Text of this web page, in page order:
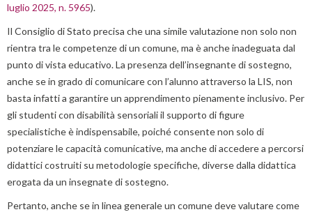
luglio 2025, n. 5965).
Il Consiglio di Stato precisa che una simile valutazione non solo non
rientra tra le competenze di un comune, ma è anche inadeguata dal
punto di vista educativo. La presenza dell’insegnante di sostegno,
anche se in grado di comunicare con l’alunno attraverso la LIS, non
basta infatti a garantire un apprendimento pienamente inclusivo. Per
gli studenti con disabilità sensoriali il supporto di figure
specialistiche è indispensabile, poiché consente non solo di
potenziare le capacità comunicative, ma anche di accedere a percorsi
didattici costruiti su metodologie specifiche, diverse dalla didattica
erogata da un insegnate di sostegno.
Pertanto, anche se in linea generale un comune deve valutare come